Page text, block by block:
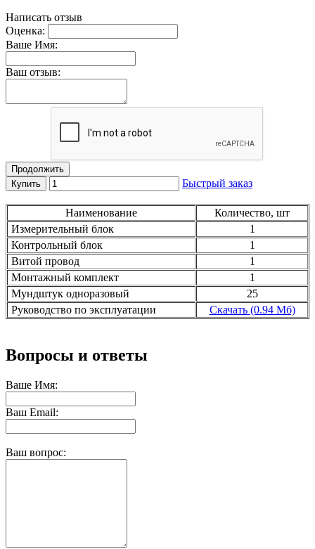
Написать отзыв
Оценка:
Ваше Имя:
Ваш отзыв:
Продолжить
Купить
Быстрый заказ
Наименование
Количество, шт
Измерительный блок
1
Контрольный блок
1
Витой провод
1
Монтажный комплект
1
Мундштук одноразовый
25
Руководство по эксплуатации
Скачать (0.94 Мб)
Вопросы и ответы
Ваше Имя:
Ваш Email:
Ваш вопрос: